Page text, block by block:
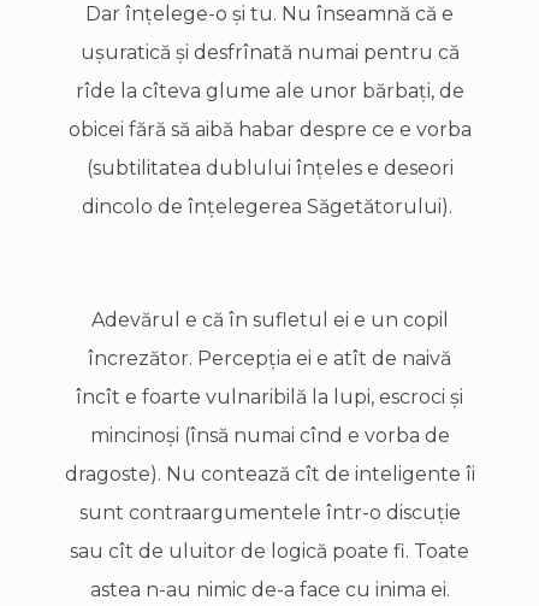
Dar înţelege-o şi tu. Nu înseamnă că e
uşuratică şi desfrînată numai pentru că
rîde la cîteva glume ale unor bărbaţi, de
obicei fără să aibă habar despre ce e vorba
(subtilitatea dublului înţeles e deseori
dincolo de înţelegerea Săgetătorului).
Adevărul e că în sufletul ei e un copil
încrezător. Percepţia ei e atît de naivă
încît e foarte vulnaribilă la lupi, escroci şi
mincinoşi (însă numai cînd e vorba de
dragoste). Nu contează cît de inteligente îi
sunt contraargumentele într-o discuţie
sau cît de uluitor de logică poate fi. Toate
astea n-au nimic de-a face cu inima ei.